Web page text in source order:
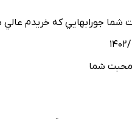
كه خريدم عالي بود
شما